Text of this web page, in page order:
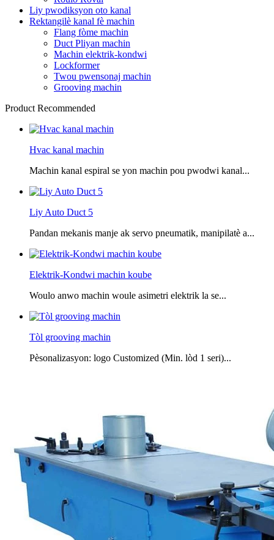
Liy pwodiksyon oto kanal
Rektangilè kanal fè machin
Flang fòme machin
Duct Pliyan machin
Machin elektrik-kondwi
Lockformer
Twou pwensonaj machin
Grooving machin
Product Recommended
Hvac kanal machin
Machin kanal espiral se yon machin pou pwodwi kanal...
Liy Auto Duct 5
Pandan mekanis manje ak servo pneumatik, manipilatè a...
Elektrik-Kondwi machin koube
Woulo anwo machin woule asimetri elektrik la se...
Tòl grooving machin
Pèsonalizasyon: logo Customized (Min. lòd 1 seri)...